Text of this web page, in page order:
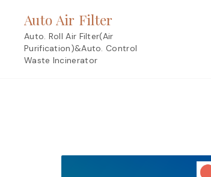
content
Auto Air Filter
Auto. Roll Air Filter(Air
Purification)&Auto. Control
Waste Incinerator